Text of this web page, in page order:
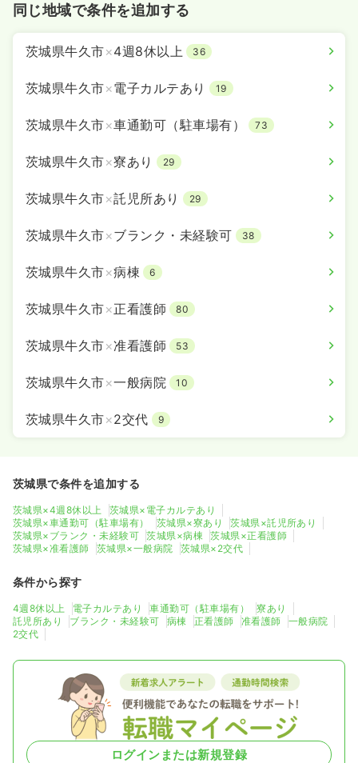
4週8休以上
ブランク可 月給27万円以上可
気になる
同じ地域で条件を追加する
茨城県牛久市×4週8休以上 36
茨城県牛久市×電子カルテあり 19
茨城県牛久市×車通勤可（駐車場有） 73
茨城県牛久市×寮あり 29
茨城県牛久市×託児所あり 29
茨城県牛久市×ブランク・未経験可 38
茨城県牛久市×病棟 6
茨城県牛久市×正看護師 80
茨城県牛久市×准看護師 53
茨城県牛久市×一般病院 10
茨城県牛久市×2交代 9
茨城県で条件を追加する
茨城県×4週8休以上
茨城県×電子カルテあり
茨城県×車通勤可（駐車場有）
茨城県×寮あり
茨城県×託児所あり
茨城県×ブランク・未経験可
茨城県×病棟
茨城県×正看護師
茨城県×准看護師
茨城県×一般病院 茨城県×2交代
条件から探す
4週8休以上 電子カルテあり 車通勤可（駐車場有）
寮あり
託児所あり
ブランク・未経験可 病棟 正看護師 准看護師
一般病院
2交代
ログインまたは新規登録